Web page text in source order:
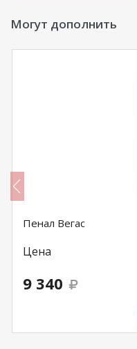
Могут дополнить
Пенал Вегас
Цена
9 340